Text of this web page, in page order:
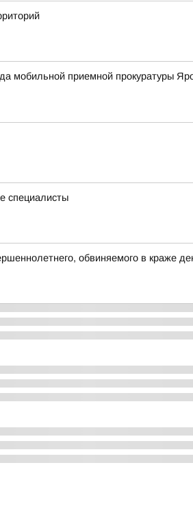
мобильной приемной прокуратуры
специалисты
обвиняемого в краже